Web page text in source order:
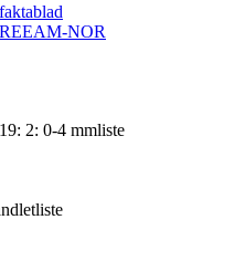
NOR
2: 0-4 mmliste